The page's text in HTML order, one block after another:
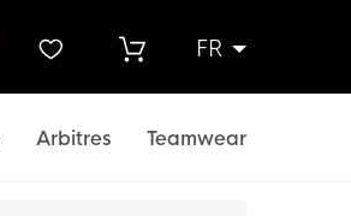
FR
Arbitres Teamwear